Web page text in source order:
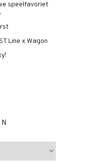
speelfavoriet
Line x Wagon